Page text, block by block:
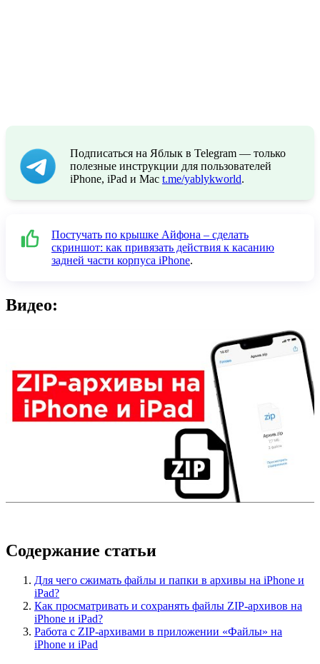
Подписаться на Яблык в Telegram — только
полезные инструкции для пользователей
iPhone, iPad и Mac t.me/yablykworld.
Постучать по крышке Айфона – сделать
скриншот: как привязать действия к касанию
задней части корпуса iPhone.
Видео:
Содержание статьи
Для чего сжимать файлы и папки в архивы на iPhone и
iPad?
Как просматривать и сохранять файлы ZIP-архивов на
iPhone и iPad?
Работа с ZIP-архивами в приложении «Файлы» на
iPhone и iPad